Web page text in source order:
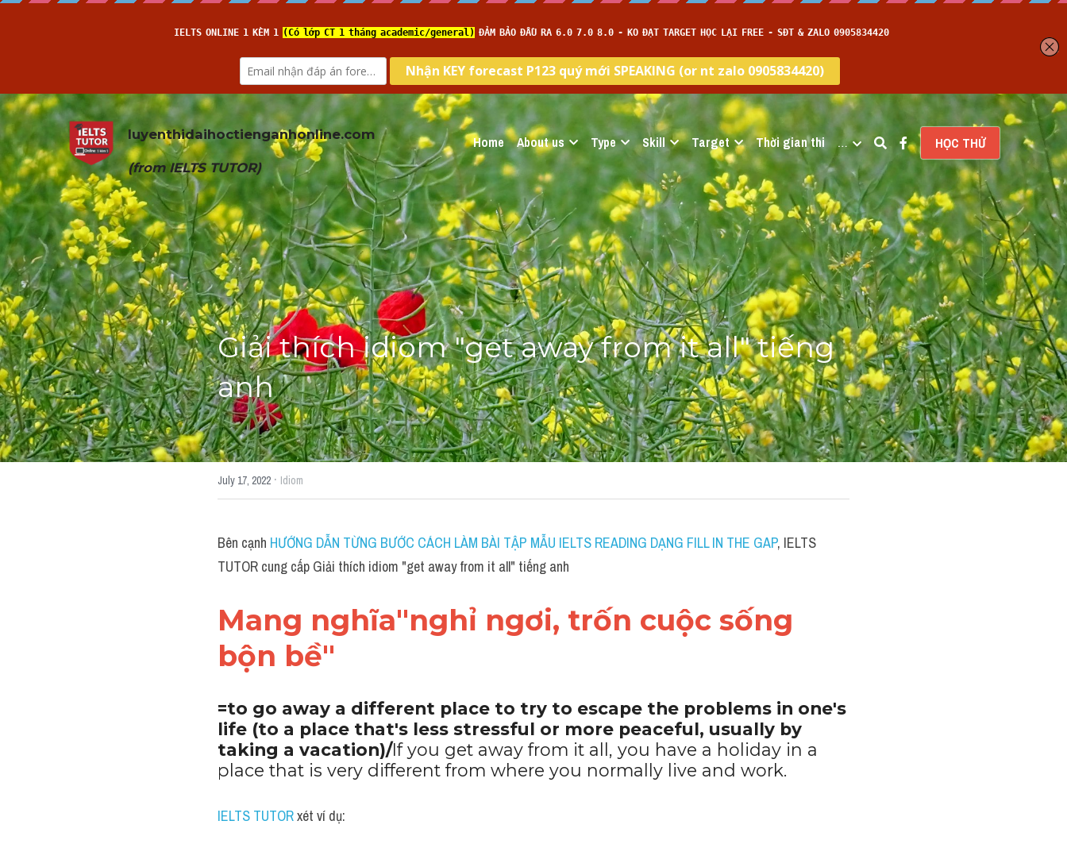
luyenthidaihoctienganhonline.com
(from IELTS TUTOR)
Home About us Type Skill Target Thời gian thi … HỌC THỬ
Giải thích idiom "get away from it all" tiếng
anh
July 17, 2022 · Idiom
Bên cạnh HƯỚNG DẪN TỪNG BƯỚC CÁCH LÀM BÀI TẬP MẪU IELTS READING DẠNG FILL IN THE GAP, IELTS
TUTOR cung cấp Giải thích idiom "get away from it all" tiếng anh
Mang nghĩa"nghỉ ngơi, trốn cuộc sống
bộn bề"
=to go away a different place to try to escape the problems in one's
life (to a place that's less stressful or more peaceful, usually by
taking a vacation)/If you get away from it all, you have a holiday in a
place that is very different from where you normally live and work.
IELTS TUTOR xét ví dụ: